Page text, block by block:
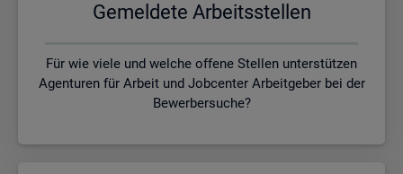
Ge­mel­de­te Ar­beits­stel­len
Für wie viele und welche offene Stellen unterstützen
Agenturen für Arbeit und Jobcenter Arbeitgeber bei der
Bewerbersuche?